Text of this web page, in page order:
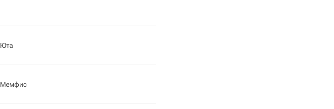
Юта
Мемфис